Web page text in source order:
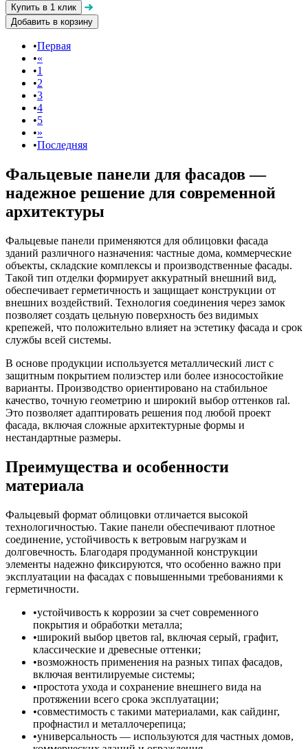
Добавить в корзину
Первая
«
1
2
3
4
5
»
Последняя
Фальцевые панели для фасадов —
надежное решение для современной
архитектуры
Фальцевые панели применяются для облицовки фасада
зданий различного назначения: частные дома, коммерческие
объекты, складские комплексы и производственные фасады.
Такой тип отделки формирует аккуратный внешний вид,
обеспечивает герметичность и защищает конструкции от
внешних воздействий. Технология соединения через замок
позволяет создать цельную поверхность без видимых
крепежей, что положительно влияет на эстетику фасада и срок
службы всей системы.
В основе продукции используется металлический лист с
защитным покрытием полиэстер или более износостойкие
варианты. Производство ориентировано на стабильное
качество, точную геометрию и широкий выбор оттенков ral.
Это позволяет адаптировать решения под любой проект
фасада, включая сложные архитектурные формы и
нестандартные размеры.
Преимущества и особенности
материала
Фальцевый формат облицовки отличается высокой
технологичностью. Такие панели обеспечивают плотное
соединение, устойчивость к ветровым нагрузкам и
долговечность. Благодаря продуманной конструкции
элементы надежно фиксируются, что особенно важно при
эксплуатации на фасадах с повышенными требованиями к
герметичности.
устойчивость к коррозии за счет современного
покрытия и обработки металла;
широкий выбор цветов ral, включая серый, графит,
классические и древесные оттенки;
возможность применения на разных типах фасадов,
включая вентилируемые системы;
простота ухода и сохранение внешнего вида на
протяжении всего срока эксплуатации;
совместимость с такими материалами, как сайдинг,
профнастил и металлочерепица;
универсальность — используются для частных домов,